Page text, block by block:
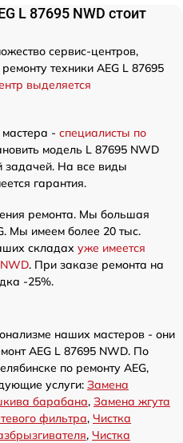
L 87695 NWD стоит
сервис-центров,
техники AEG L 87695
выделяется
- специалисты по
модель L 87695 NWD
задачей. На все виды
гарантия.
ремонта. Мы большая
Мы имеем более 20 тыс.
складах уже имеется
. При заказе ремонта на
-25%.
наших мастеров - они
AEG L 87695 NWD. По
по ремонту AEG,
услуги: Замена
барабана, Замена жгута
фильтра, Чистка
, Чистка